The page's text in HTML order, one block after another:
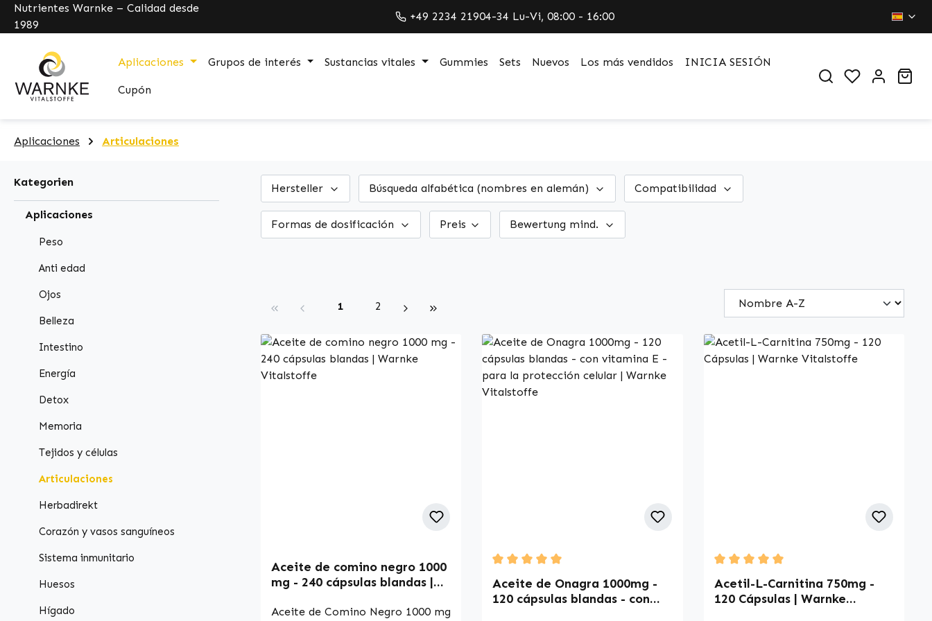
Zur Hauptnavigation springen
Nutrientes Warnke – Calidad desde
1989
+49 2234 21904-34 Lu-Vi, 08:00 - 16:00
Aplicaciones Grupos de interés Sustancias vitales Gummies Sets Nuevos Los más vendidos INICIA SESIÓN
Cupón
Du hast 0
Aplicaciones Articulaciones
Kategorien
Aplicaciones
Peso
Anti edad
Ojos
Belleza
Intestino
Energía
Detox
Memoria
Tejidos y células
Articulaciones
Herbadirekt
Corazón y vasos sanguíneos
Sistema inmunitario
Huesos
Hígado
Hersteller Búsqueda alfabética (nombres en alemán) Compatibilidad
Formas de dosificación Preis Bewertung mind.
Seite
1 Seite
2
Aceite de comino negro 1000
mg - 240 cápsulas blandas |
Aceite de Comino Negro 1000 mg
Durchschnittliche Bewertung von 5 von 5 Sternen
Aceite de Onagra 1000mg -
120 cápsulas blandas - con
Durchschnittliche Bewertung von 5 von 5
Acetil-L-Carnitina 750mg -
120 Cápsulas | Warnke